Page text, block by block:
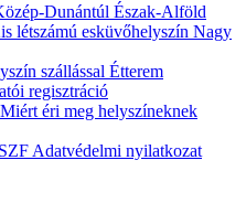
Dunántúl Észak-Alföld
létszámú esküvőhelyszín Nagy
szállással Étterem
regisztráció
Miért éri meg helyszíneknek
Adatvédelmi nyilatkozat